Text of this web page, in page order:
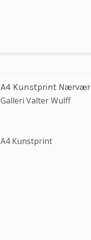
A4 Kunstprint Nærvær
Galleri Valter Wulff
A4 Kunstprint